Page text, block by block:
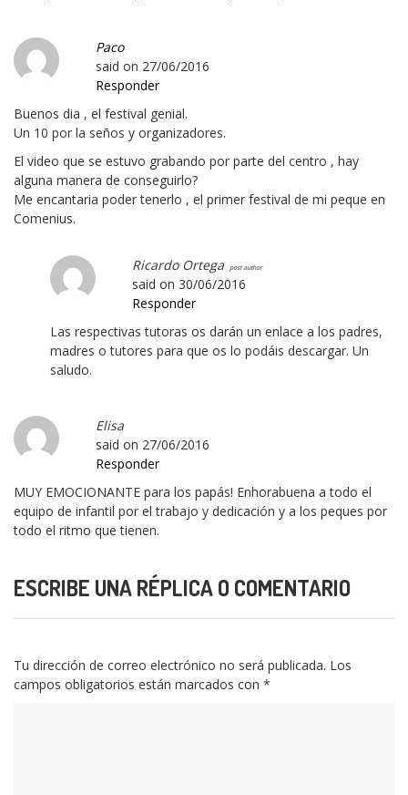
Paco
said on 27/06/2016
Responder
Buenos dia , el festival genial.
Un 10 por la seños y organizadores.
El video que se estuvo grabando por parte del centro , hay
alguna manera de conseguirlo?
Me encantaria poder tenerlo , el primer festival de mi peque en
Comenius.
Ricardo Ortega
said on 30/06/2016
Responder
Las respectivas tutoras os darán un enlace a los padres,
madres o tutores para que os lo podáis descargar. Un
saludo.
Elisa
said on 27/06/2016
Responder
MUY EMOCIONANTE para los papás! Enhorabuena a todo el
equipo de infantil por el trabajo y dedicación y a los peques por
todo el ritmo que tienen.
ESCRIBE UNA RÉPLICA O COMENTARIO
Tu dirección de correo electrónico no será publicada. Los
campos obligatorios están marcados con *